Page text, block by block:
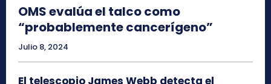
OMS evalúa el talco como
“probablemente cancerígeno”
Julio 8, 2024
El telescopio James Webb detecta el